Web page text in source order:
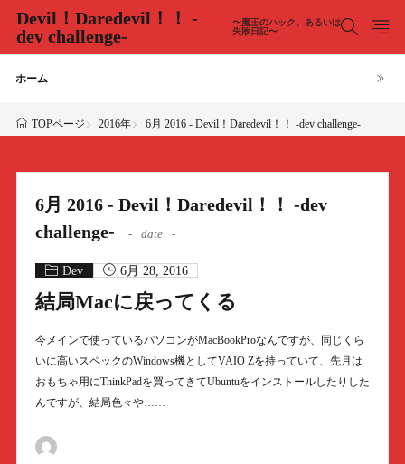
Devil！Daredevil！！ -
dev challenge-
〜魔王のハック、あるいは
失敗日記〜
ホーム
TOPページ 2016年 6月 2016 - Devil！Daredevil！！ -dev challenge-
6月 2016 - Devil！Daredevil！！ -dev
challenge-
date
Dev 6月 28, 2016
結局Macに戻ってくる
今メインで使っているパソコンがMacBookProなんですが、同じくら
いに高いスペックのWindows機としてVAIO Zを持っていて、先月は
おもちゃ用にThinkPadを買ってきてUbuntuをインストールしたりした
んですが、結局色々や……